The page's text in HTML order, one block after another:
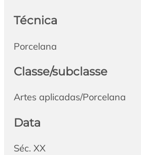
Técnica
Porcelana
Classe/subclasse
Artes aplicadas/Porcelana
Data
Séc. XX